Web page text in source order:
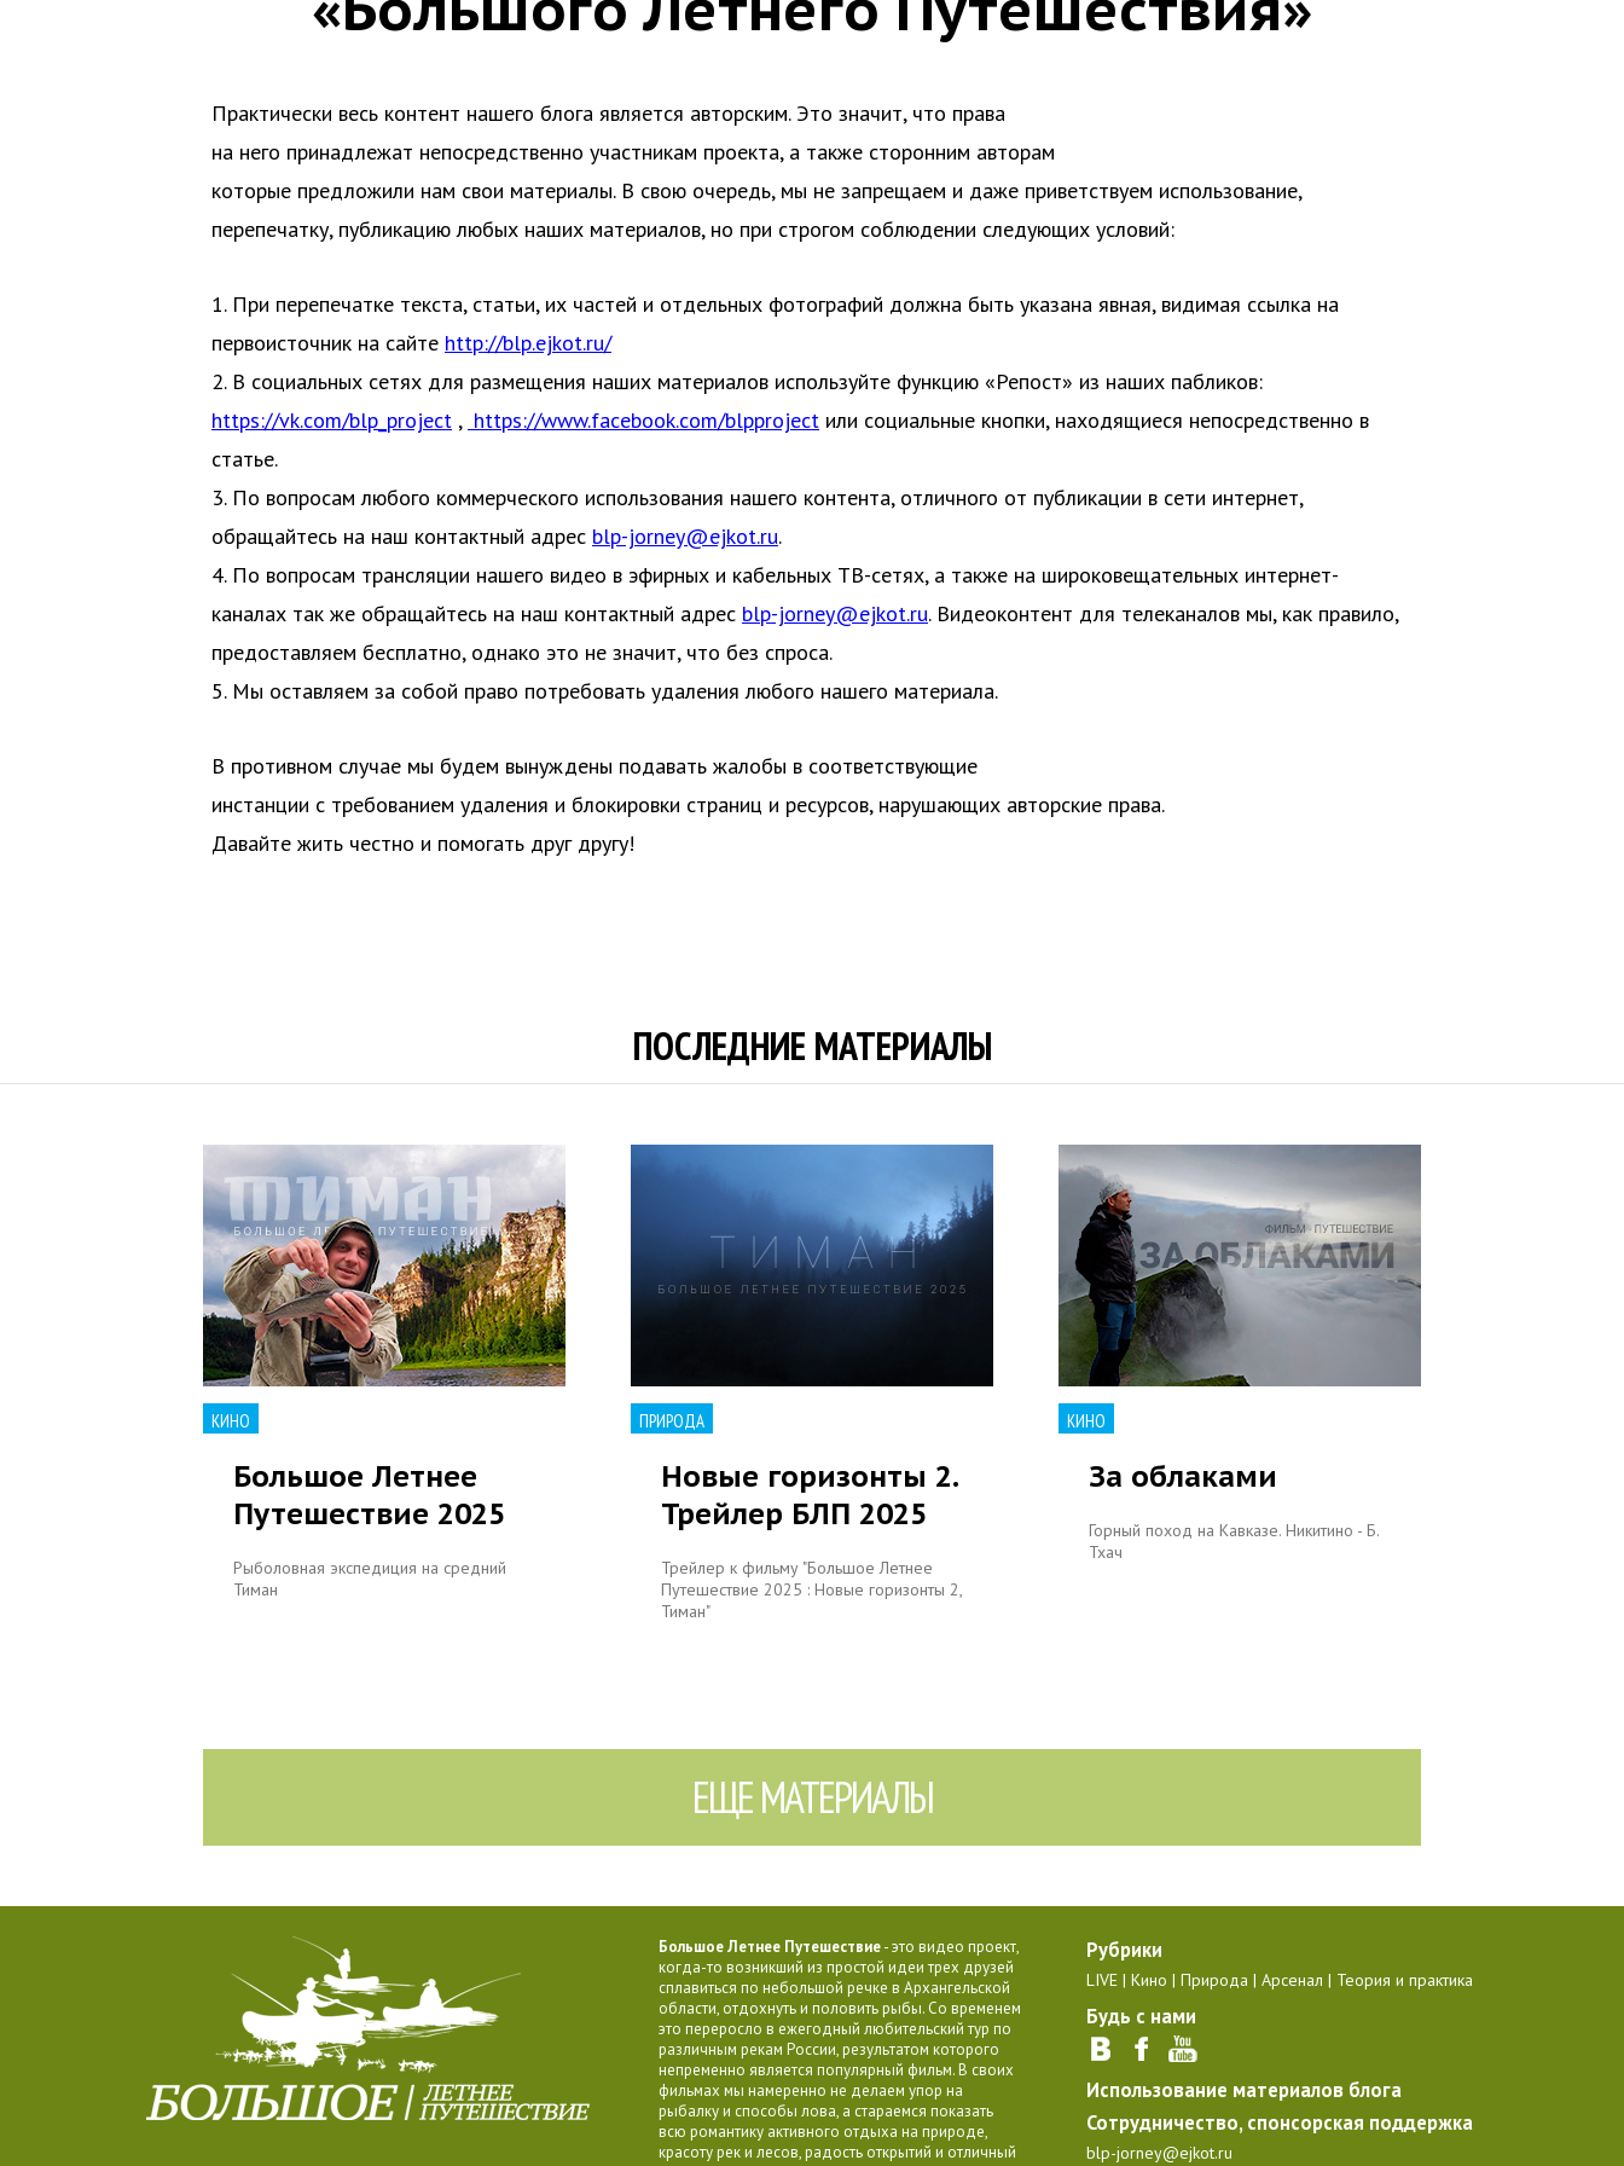
Практически весь контент нашего блога является авторским. Это значит, что права
на него принадлежат непосредственно участникам проекта, а также сторонним авторам
которые предложили нам свои материалы. В свою очередь, мы не запрещаем и даже приветствуем использование,
перепечатку, публикацию любых наших материалов, но при строгом соблюдении следующих условий:
1. При перепечатке текста, статьи, их частей и отдельных фотографий должна быть указана явная, видимая ссылка на
первоисточник на сайте http://blp.ejkot.ru/
2. В социальных сетях для размещения наших материалов используйте функцию «Репост» из наших пабликов:
https://vk.com/blp_project , https://www.facebook.com/blpproject или социальные кнопки, находящиеся непосредственно в
статье.
3. По вопросам любого коммерческого использования нашего контента, отличного от публикации в сети интернет,
обращайтесь на наш контактный адрес blp-jorney@ejkot.ru.
4. По вопросам трансляции нашего видео в эфирных и кабельных ТВ-сетях, а также на широковещательных интернет-
каналах так же обращайтесь на наш контактный адрес blp-jorney@ejkot.ru. Видеоконтент для телеканалов мы, как правило,
предоставляем бесплатно, однако это не значит, что без спроса.
5. Мы оставляем за собой право потребовать удаления любого нашего материала.
В противном случае мы будем вынуждены подавать жалобы в соответствующие
инстанции с требованием удаления и блокировки страниц и ресурсов, нарушающих авторские права.
Давайте жить честно и помогать друг другу!
ПОСЛЕДНИЕ МАТЕРИАЛЫ
КИНО
Большое Летнее
Путешествие 2025
Рыболовная экспедиция на средний
Тиман
ПРИРОДА
Новые горизонты 2.
Трейлер БЛП 2025
Трейлер к фильму "Большое Летнее
Путешествие 2025 : Новые горизонты 2,
Тиман"
КИНО
За облаками
Горный поход на Кавказе. Никитино - Б.
Тхач
ЕЩЕ МАТЕРИАЛЫ
Большое Летнее Путешествие- это видео проект,
когда-то возникший из простой идеи трех друзей
сплавиться по небольшой речке в Архангельской
области, отдохнуть и половить рыбы. Со временем
это переросло в ежегодный любительский тур по
различным рекам России, результатом которого
непременно является популярный фильм. В своих
фильмах мы намеренно не делаем упор на
рыбалку и способы лова, а стараемся показать
всю романтику активного отдыха на природе,
красоту рек и лесов, радость открытий и отличный
Рубрики
LIVE Кино Природа Арсенал Теория и практика
Будь с нами
Использование материалов блога
Сотрудничество, спонсорская поддержка
blp-jorney@ejkot.ru